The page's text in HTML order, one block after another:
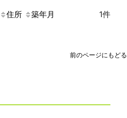
住所 築年月 1件
前のページにもどる